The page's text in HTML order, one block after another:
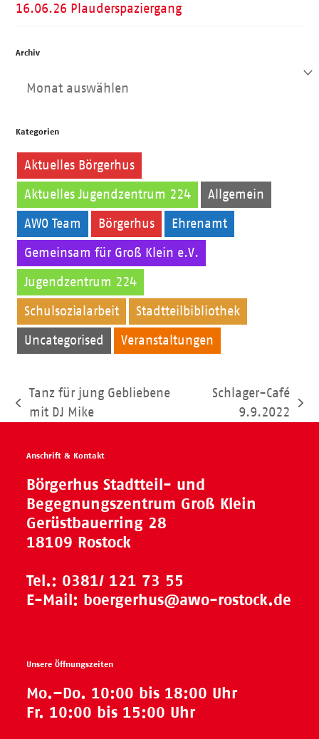
16.06.26 Plauderspaziergang
Archiv
Archiv
Kategorien
Aktuelles Börgerhus
Aktuelles Jugendzentrum 224 Allgemein
AWO Team Börgerhus Ehrenamt
Gemeinsam für Groß Klein e.V.
Jugendzentrum 224
Schulsozialarbeit Stadtteilbibliothek
Uncategorised Veranstaltungen
vorheriger
Tanz für jung Gebliebene
mit DJ Mike
Nächster
Schlager-Café
9.9.2022
Anschrift & Kontakt
Börgerhus Stadtteil- und
Begegnungszentrum Groß Klein
Gerüstbauerring 28
18109 Rostock
Tel.: 0381/ 121 73 55
E-Mail: boergerhus@awo-rostock.de
Unsere Öffnungszeiten
Mo.–Do. 10:00 bis 18:00 Uhr
Fr. 10:00 bis 15:00 Uhr